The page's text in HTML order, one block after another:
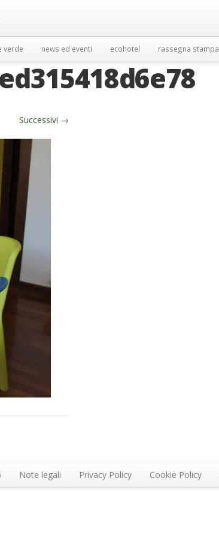
verde news ed eventi ecohotel rassegna stampa
Successivi →
Note legali Privacy Policy Cookie Policy